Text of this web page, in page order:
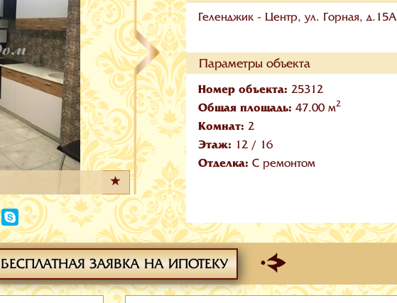
Геленджик - Центр, ул. Горная, д.15А
Параметры объекта
Номер объекта: 25312
Общая площадь: 47.00 м2
Комнат: 2
Этаж: 12/ 16
Отделка: С ремонтом
БЕСПЛАТНАЯ ЗАЯВКА НА ИПОТЕКУ